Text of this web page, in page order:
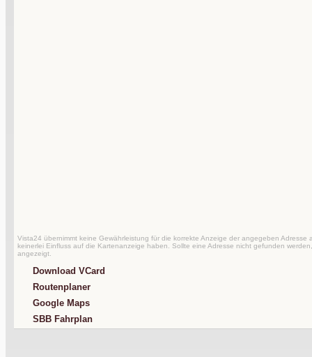
Vista24 übernimmt keine Gewährleistung für die korrekte Anzeige der angegeben Adresse
keinerlei Einfluss auf die Kartenanzeige haben. Sollte eine Adresse nicht gefunden
angezeigt.
Download VCard
Routenplaner
Google Maps
SBB Fahrplan